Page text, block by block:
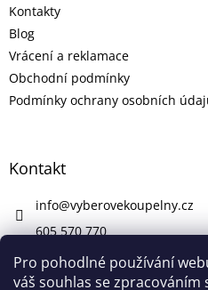
Pro pohodlné používání
váš souhlas se
Kontakty
Blog
Vrácení a reklamace
Obchodní podmínky
Podmínky ochrany osobních
Kontakt
info@vyberovekoupelny.cz
605 570 770
https://www.facebook.com/